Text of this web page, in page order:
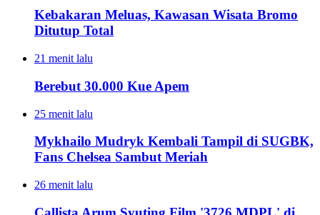
Kebakaran Meluas, Kawasan Wisata Bromo
Ditutup Total
21 menit lalu
Berebut 30.000 Kue Apem
25 menit lalu
Mykhailo Mudryk Kembali Tampil di SUGBK,
Fans Chelsea Sambut Meriah
26 menit lalu